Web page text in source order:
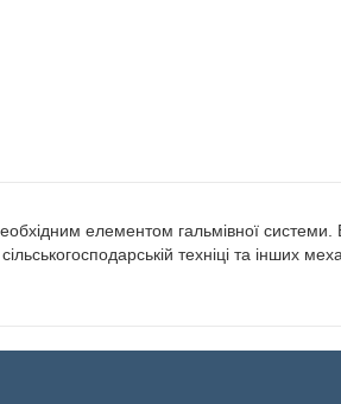
елементом гальмівної системи.
техніці та інших